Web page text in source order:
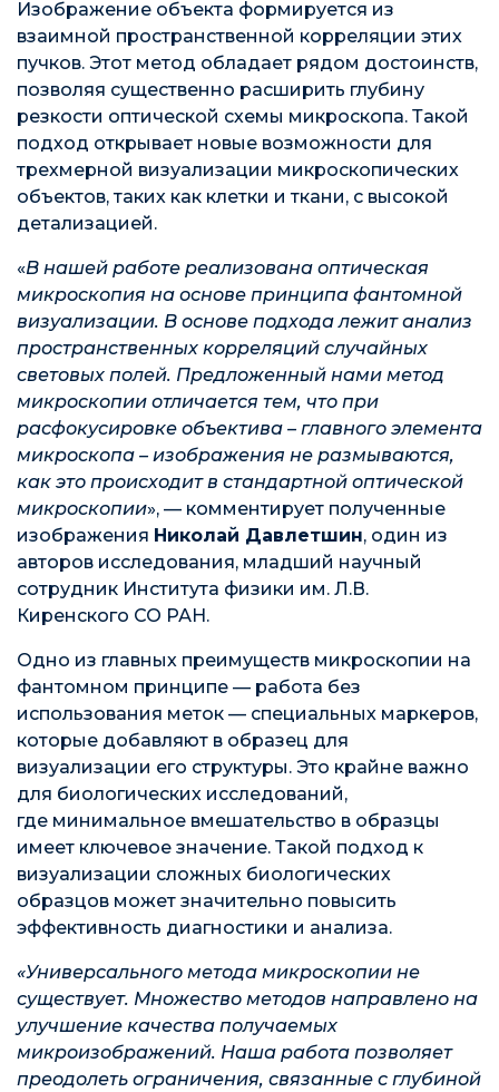
Изображение объекта формируется из
взаимной пространственной корреляции этих
пучков. Этот метод обладает рядом достоинств,
позволяя существенно расширить глубину
резкости оптической схемы микроскопа. Такой
подход открывает новые возможности для
трехмерной визуализации микроскопических
объектов, таких как клетки и ткани, с высокой
детализацией.
«В нашей работе реализована оптическая
микроскопия на основе принципа фантомной
визуализации. В основе подхода лежит анализ
пространственных корреляций случайных
световых полей. Предложенный нами метод
микроскопии отличается тем, что при
расфокусировке объектива – главного элемента
микроскопа – изображения не размываются,
как это происходит в стандартной оптической
микроскопии», — комментирует полученные
изображения Николай Давлетшин, один из
авторов исследования, младший научный
сотрудник Института физики им. Л.В.
Киренского СО РАН.
Одно из главных преимуществ микроскопии на
фантомном принципе — работа без
использования меток — специальных маркеров,
которые добавляют в образец для
визуализации его структуры. Это крайне важно
для биологических исследований,
где минимальное вмешательство в образцы
имеет ключевое значение. Такой подход к
визуализации сложных биологических
образцов может значительно повысить
эффективность диагностики и анализа.
«Универсального метода микроскопии не
существует. Множество методов направлено на
улучшение качества получаемых
микроизображений. Наша работа позволяет
преодолеть ограничения, связанные с глубиной